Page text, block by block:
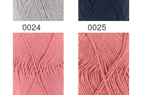
0024 0025